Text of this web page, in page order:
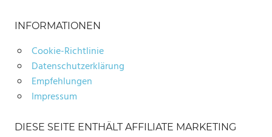
INFORMATIONEN
Cookie-Richtlinie
Datenschutzerklärung
Empfehlungen
Impressum
DIESE SEITE ENTHÄLT AFFILIATE MARKETING